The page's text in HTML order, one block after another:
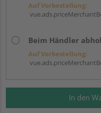
Auf Vorbestellung:
Beim Händler
Auf Vorbestellung:
In den